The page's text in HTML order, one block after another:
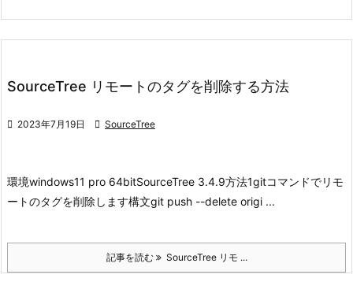
SourceTree リモートのタグを削除する方法
 2023年7月19日  SourceTree
環境windows11 pro 64bitSourceTree 3.4.9方法1gitコマンドでリモ
ートのタグを削除します構文git push --delete origi ...
記事を読む SourceTree リモ ...